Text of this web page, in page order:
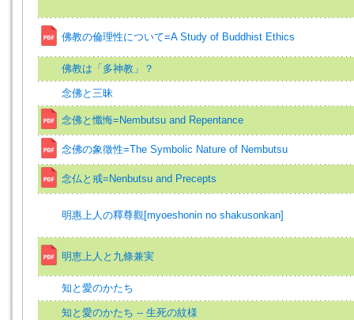
佛教の倫理性について=A Study of Buddhist Ethics
佛教は「多神教」？
念佛と三昧
念佛と懺悔=Nembutsu and Repentance
念佛の象徵性=The Symbolic Nature of Nembutsu
念仏と戒=Nenbutsu and Precepts
明惠上人の釋尊觀[myoeshonin no shakusonkan]
明恵上人と九條兼実
知と愛のかたち
知と愛のかたち -- 生死の紋様